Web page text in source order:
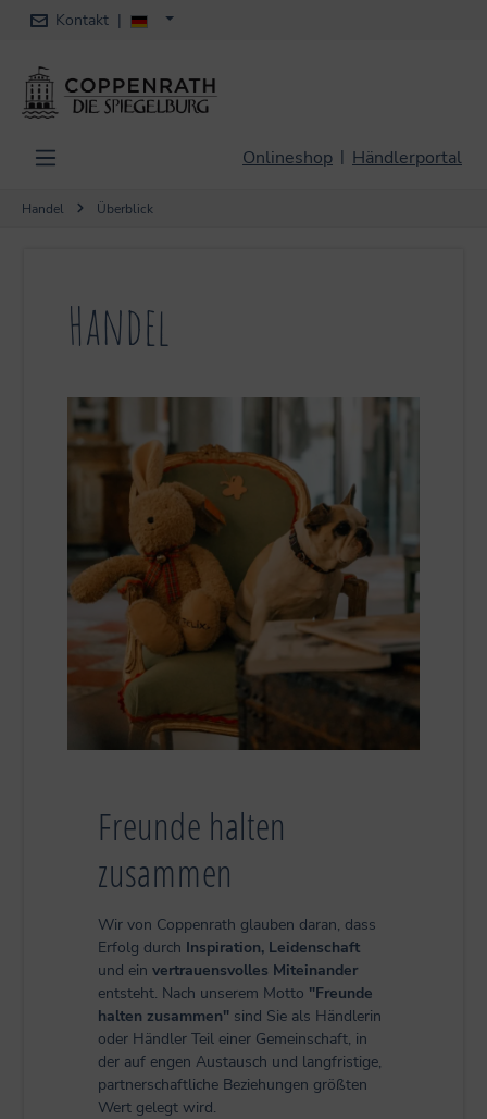
springen
Kontakt |
Onlineshop | Händlerportal
Handel Überblick
Handel
Freunde halten
zusammen
Wir von Coppenrath glauben daran, dass
Erfolg durch Inspiration, Leidenschaft
und einvertrauensvolles Miteinander
entsteht. Nach unserem Motto "Freunde
halten zusammen" sind Sie als Händlerin
oder Händler Teil einer Gemeinschaft, in
der auf engen Austausch und langfristige,
partnerschaftliche Beziehungen größten
Wert gelegt wird.